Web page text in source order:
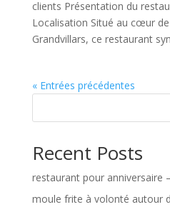
clients Présentation du
Localisation Situé au cœur
Grandvillars, ce restaurant
« Entrées précédentes
Recent Posts
restaurant pour anniversaire
moule frite à volonté autour